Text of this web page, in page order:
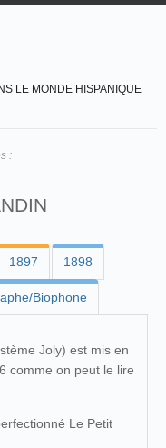
LE MONDE HISPANIQUE
:
1897 1898
Biophone
Joly) est mis en
comme on peut le lire